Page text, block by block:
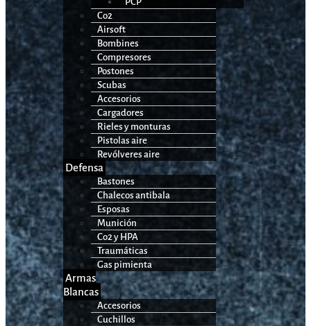
Co2
Airsoft
Bombines
Compresores
Postones
Scubas
Accesorios
Cargadores
Rieles y monturas
Pistolas aire
Revólveres aire
Defensa
Bastones
Chalecos antibala
Esposas
Munición
Co2 y HPA
Traumáticas
Gas pimienta
Armas
Blancas
Accesorios
Cuchillos